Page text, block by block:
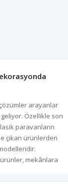
arayanlar
Özellikle son
paravanların
çıkan ürünlerden
mekânlara